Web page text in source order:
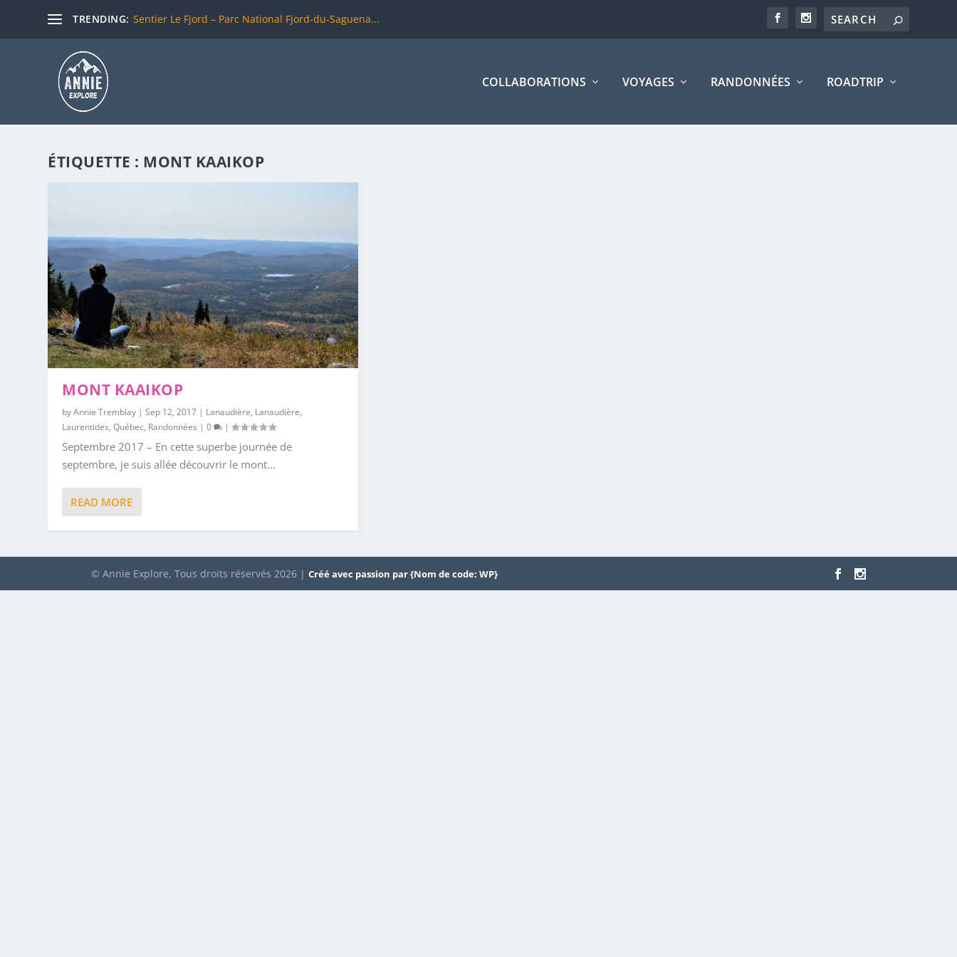
TRENDING: Sentier Le Fjord – Parc National Fjord-du-Saguena...
COLLABORATIONS VOYAGES RANDONNÉES ROADTRIP
ÉTIQUETTE : MONT KAAIKOP
MONT KAAIKOP
byAnnie Tremblay |Sep 12, 2017 | Lanaudière, Lanaudière,
Laurentides,Québec, Randonnées |0 |
Septembre 2017 – En cette superbe journée de
septembre, je suis allée découvrir le mont...
READ MORE
© Annie Explore, Tous droits réservés 2026 | Créé avec passion par {Nom de code: WP}